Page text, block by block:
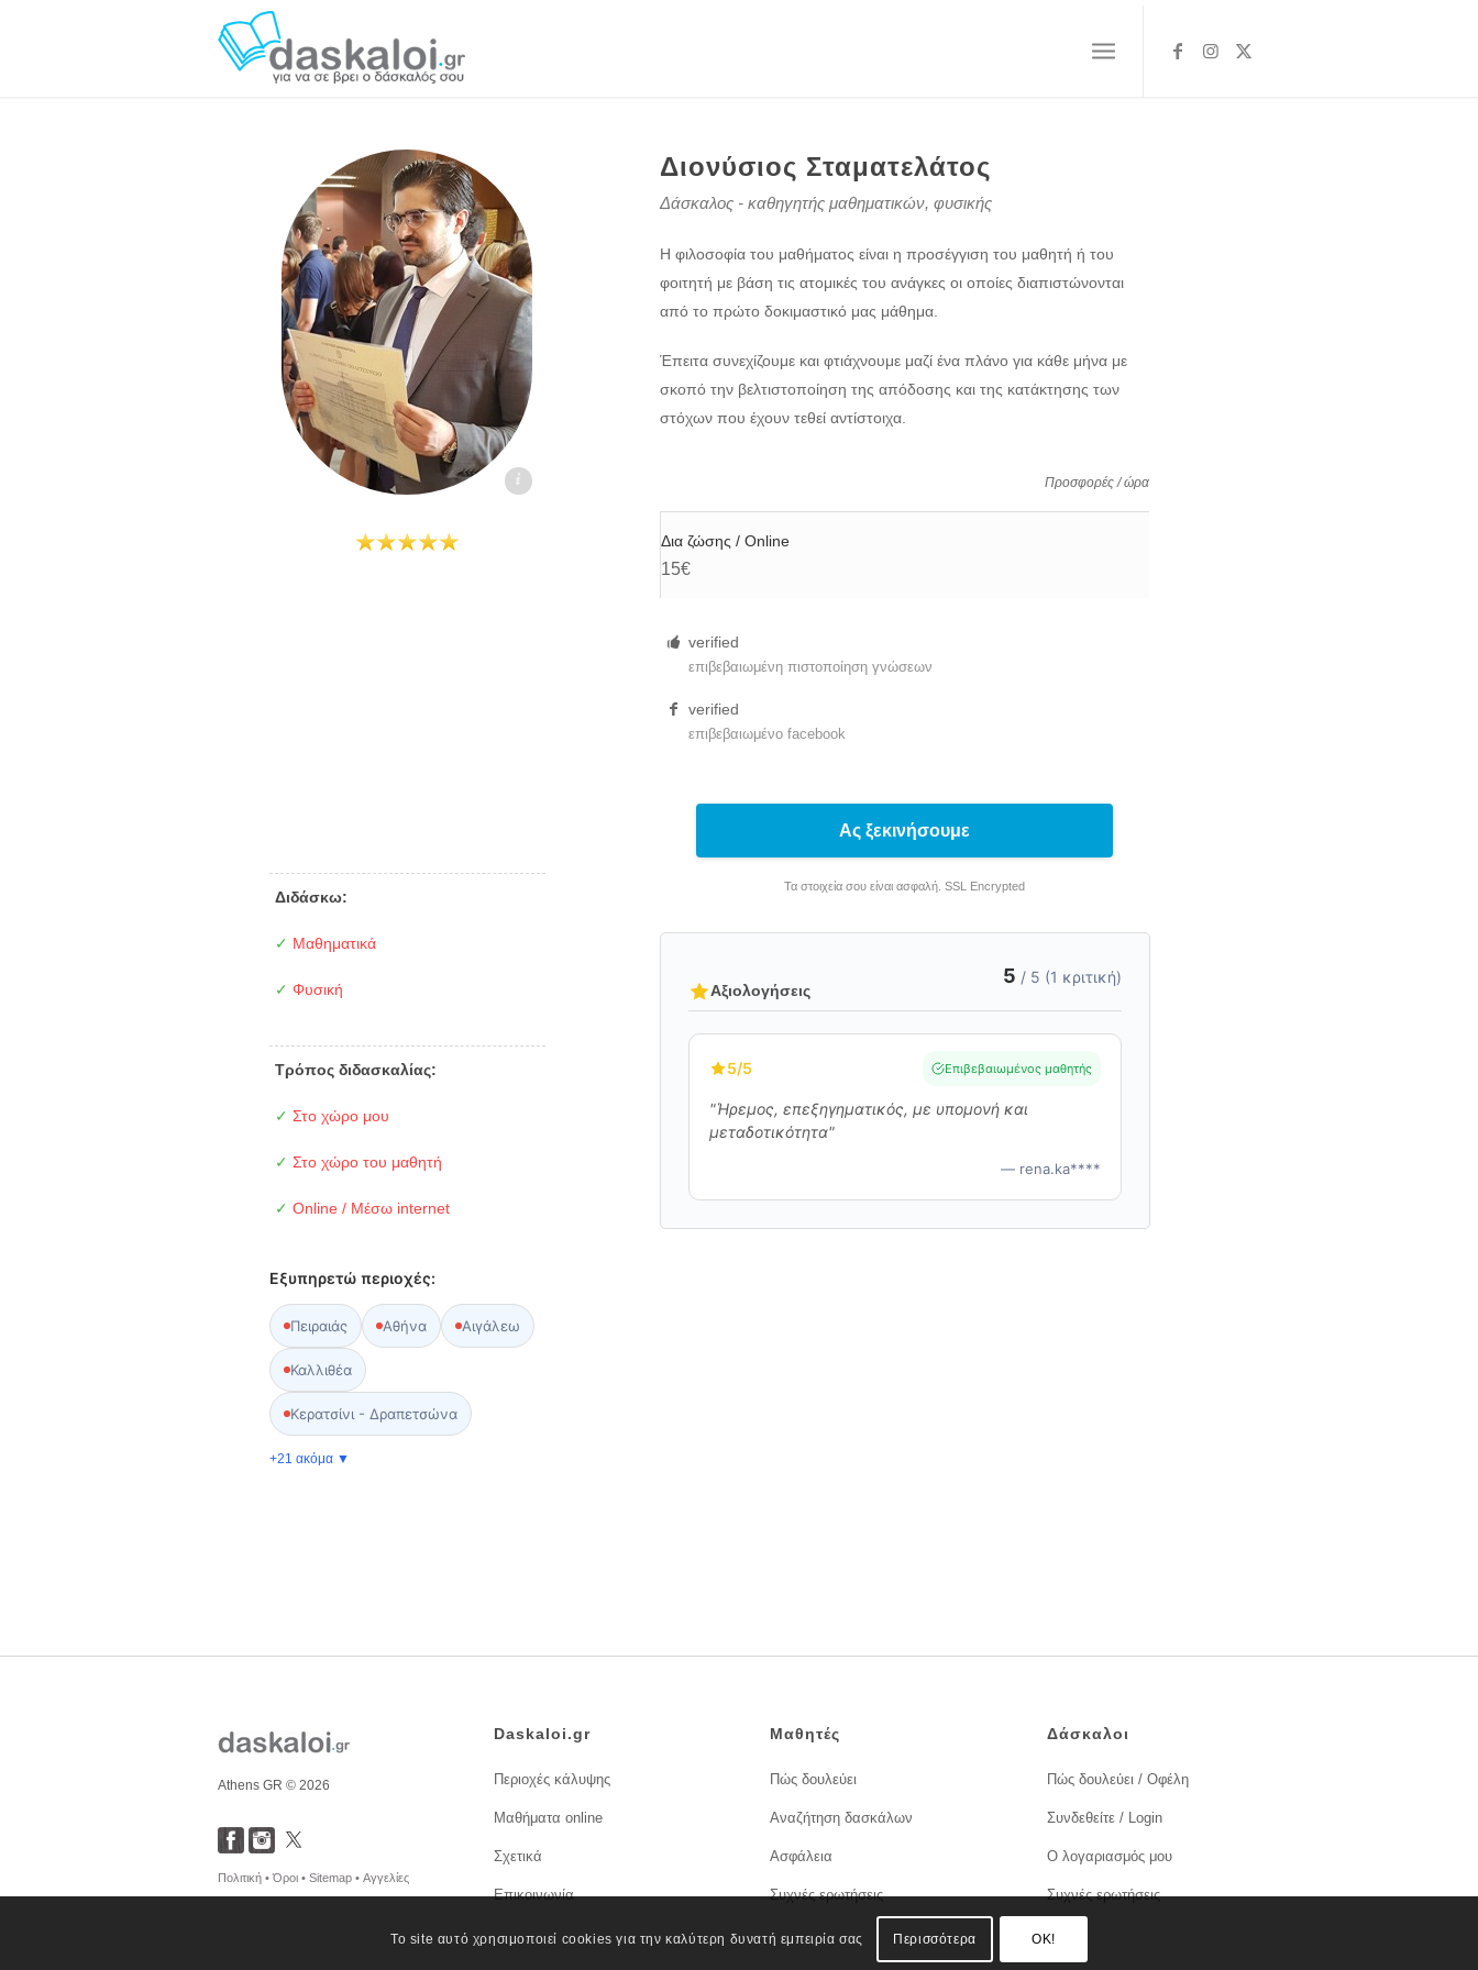
Διονύσης Σταματελάτος daskaloi.gr
Διονύσιος Σταματελάτος
Δάσκαλος - καθηγητής μαθηματικών, φυσικής
Η φιλοσοφία του μαθήματος είναι η προσέγγιση του μαθητή ή του
φοιτητή με βάση τις ατομικές του ανάγκες οι οποίες διαπιστώνονται
από το πρώτο δοκιμαστικό μας μάθημα.
Έπειτα συνεχίζουμε και φτιάχνουμε μαζί ένα πλάνο για κάθε μήνα με
σκοπό την βελτιστοποίηση της απόδοσης και της κατάκτησης των
στόχων που έχουν τεθεί αντίστοιχα.
Προσφορές / ώρα
Δια ζώσης / Online
15€
verified
επιβεβαιωμένη πιστοποίηση γνώσεων
verified
επιβεβαιωμένο facebook
Διδάσκω:
✓ Μαθηματικά
✓ Φυσική
Τρόπος διδασκαλίας:
✓ Στο χώρο μου
✓ Στο χώρο του μαθητή
✓ Online / Μέσω internet
Εξυπηρετώ περιοχές:
Πειραιάς Αθήνα Αιγάλεω
Καλλιθέα
Κερατσίνι - Δραπετσώνα
+21 ακόμα ▼
Ας ξεκινήσουμε
Τα στοιχεία σου είναι ασφαλή. SSL Encrypted
Αξιολογήσεις
5 / 5 (1 κριτική)
5/5 Επιβεβαιωμένος μαθητής
"Ήρεμος, επεξηγηματικός, με υπομονή και
μεταδοτικότητα"
— rena.ka****
Athens GR © 2026
Πολιτική •Όροι • Sitemap • Αγγελίες
Daskaloi.gr
Περιοχές κάλυψης
Μαθήματα online
Σχετικά
Επικοινωνία
Μαθητές
Πώς δουλεύει
Αναζήτηση δασκάλων
Ασφάλεια
Συχνές ερωτήσεις
Δάσκαλοι
Πώς δουλεύει / Οφέλη
Συνδεθείτε / Login
Ο λογαριασμός μου
Συχνές ερωτήσεις
Το site αυτό χρησιμοποιεί cookies για την καλύτερη δυνατή εμπειρία σας Περισσότερα OK!